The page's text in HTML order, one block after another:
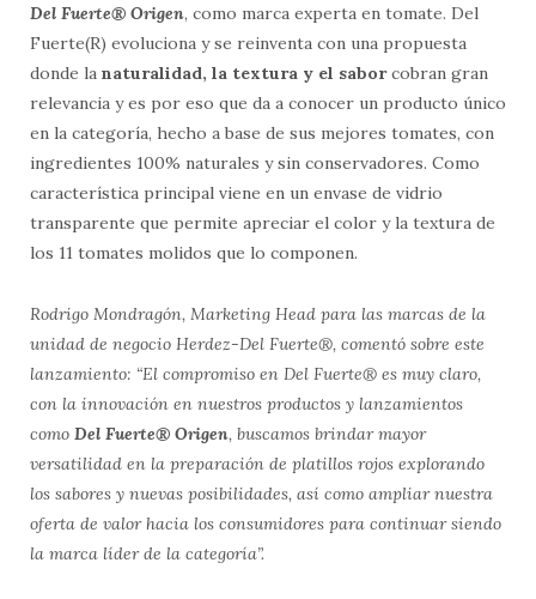
Del Fuerte® Origen, como marca experta en tomate. Del
Fuerte(R) evoluciona y se reinventa con una propuesta
donde la naturalidad, la textura y el saborcobran gran
relevancia y es por eso que da a conocer un producto único
en la categoría, hecho a base de sus mejores tomates, con
ingredientes 100% naturales y sin conservadores. Como
característica principal viene en un envase de vidrio
transparente que permite apreciar el color y la textura de
los 11 tomates molidos que lo componen.
Rodrigo Mondragón, Marketing Head para las marcas de la
unidad de negocio Herdez-Del Fuerte®, comentó sobre este
lanzamiento: “El compromiso en Del Fuerte® es muy claro,
con la innovación en nuestros productos y lanzamientos
como Del Fuerte® Origen, buscamos brindar mayor
versatilidad en la preparación de platillos rojos explorando
los sabores y nuevas posibilidades, así como ampliar nuestra
oferta de valor hacia los consumidores para continuar siendo
la marca líder de la categoría”.